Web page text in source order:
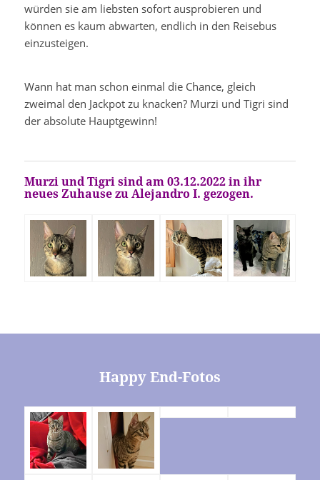
würden sie am liebsten sofort ausprobieren und
können es kaum abwarten, endlich in den Reisebus
einzusteigen.
Wann hat man schon einmal die Chance, gleich
zweimal den Jackpot zu knacken? Murzi und Tigri sind
der absolute Hauptgewinn!
Murzi und Tigri sind am 03.12.2022 in ihr
neues Zuhause zu Alejandro I. gezogen.
Happy End-Fotos